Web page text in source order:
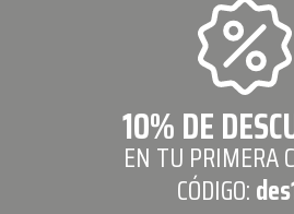
10% DE
EN TU PRIMERA
CÓDIGO: